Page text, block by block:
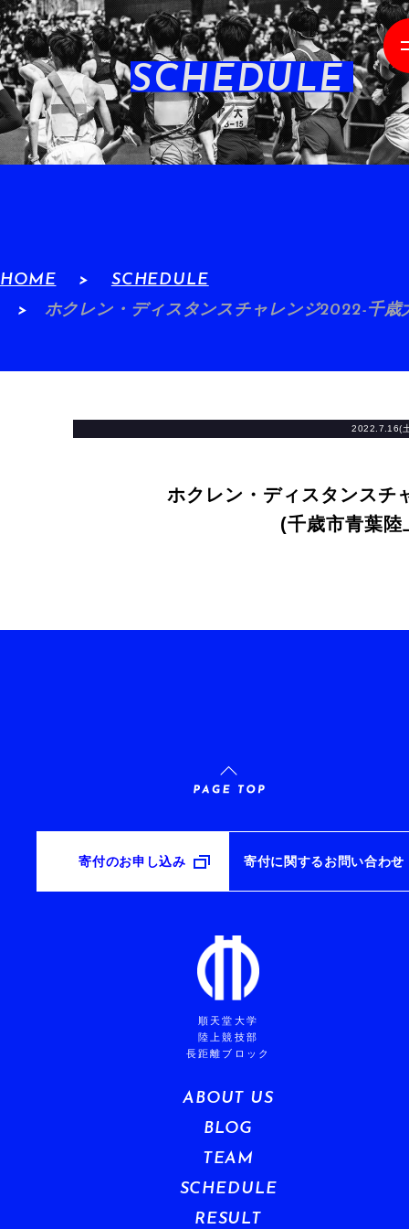
SCHEDULE
HOME
SCHEDULE
ホクレン・ディスタンスチャレンジ2022-千歳
2022.7.16(
ホクレン・ディスタンスチ
(千歳市青葉陸
寄付のお申し込み 寄付に関するお問い合わせ
順天堂大学
陸上競技部
長距離ブロック
ABOUT US
BLOG
TEAM
SCHEDULE
RESULT